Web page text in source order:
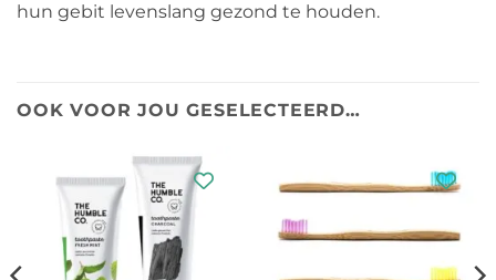
hun gebit levenslang gezond te houden.
OOK VOOR JOU GESELECTEERD…